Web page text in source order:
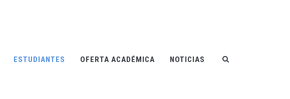
ESTUDIANTES OFERTA ACADÉMICA NOTICIAS